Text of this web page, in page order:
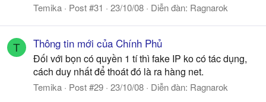
Temika Post #31 23/10/08 Diễn đàn: Ragnarok
T Thông tin mới của Chính Phủ
Đối với bọn có quyền 1 tí thì fake IP ko có tác dụng,
cách duy nhất để thoát đó là ra hàng net.
Temika Post #29 23/10/08 Diễn đàn: Ragnarok